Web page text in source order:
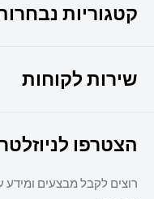
ומקצועיות במקום אחד !
037307308
קטגוריות
ציוד משרדי
חד פעמי
מזון
שירות לקוחות
תקנון אתר
מדיניות פרטיות
הצטרפו
רוצים לקבל מבצעים